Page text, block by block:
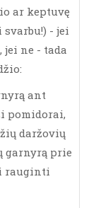
ar keptuvę
- jei
ne - tada
ant
pomidorai,
daržovių
garnyrą prie
rauginti